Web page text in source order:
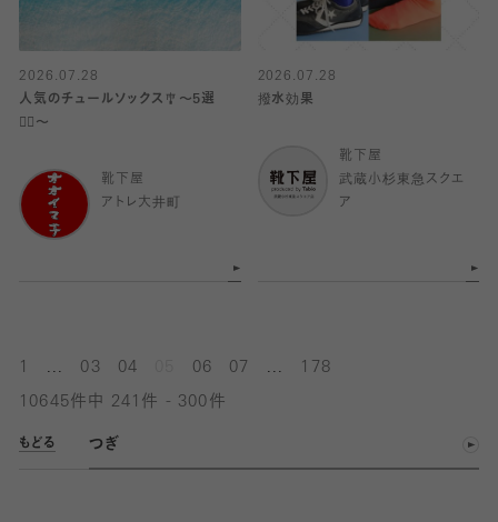
2026.07.28
人気のチュールソックス🎐〜5選
✋🏻〜
靴下屋
アトレ大井町
2026.07.28
撥水効果
靴下屋
武蔵小杉東急スクエ
ア
03 04 06 07 178
10645件中 241件 - 300件
もどる つぎ